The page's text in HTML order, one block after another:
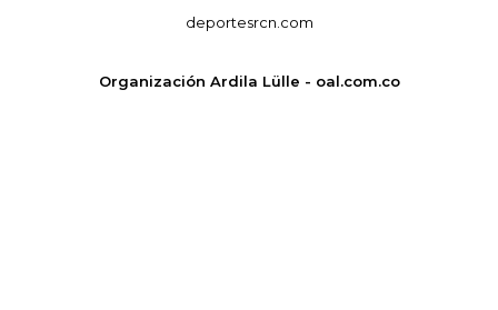
deportesrcn.com
Organización Ardila Lülle - oal.com.co